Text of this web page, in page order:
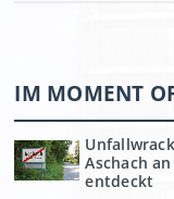
IM MOMENT
Aschach
entdeckt